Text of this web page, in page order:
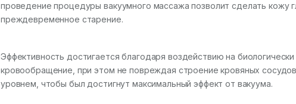
проведение процедуры вакуумного массажа позволит сделать кожу
преждевременное старение.
Эффективность достигается благодаря воздействию на
кровообращение, при этом не повреждая строение кровяных
уровнем, чтобы был достигнут максимальный эффект от вакуума.